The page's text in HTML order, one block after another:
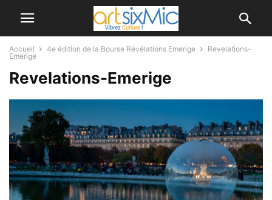
Accueil 4e édition de la Bourse Révélations Emerige
Revelations-
Emerige
Revelations-Emerige